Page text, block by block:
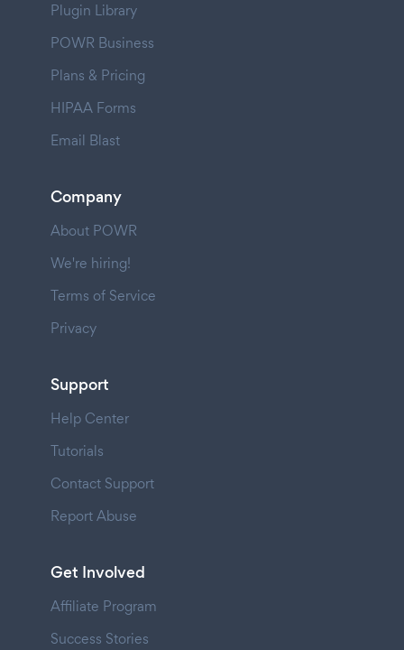
Plugin Library
POWR Business
Plans & Pricing
HIPAA Forms
Email Blast
Company
About POWR
We're hiring!
Terms of Service
Privacy
Support
Help Center
Tutorials
Contact Support
Report Abuse
Get Involved
Affiliate Program
Success Stories